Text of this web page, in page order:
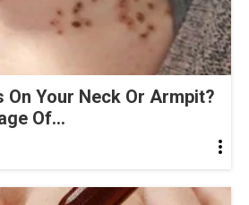
On Your Neck Or Armpit?
Of...